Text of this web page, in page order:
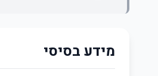
מידע בסיסי